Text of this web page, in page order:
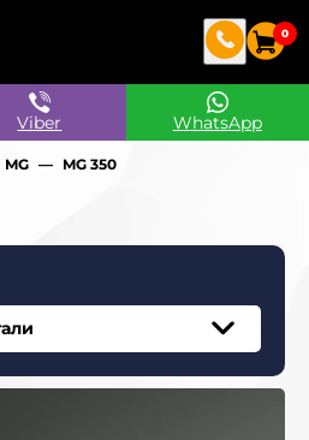
0
Viber WhatsApp
MG MG 350